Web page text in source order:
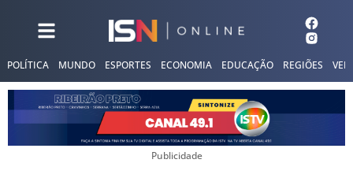
POLÍTICA MUNDO ESPORTES ECONOMIA EDUCAÇÃO REGIÕES
Publicidade